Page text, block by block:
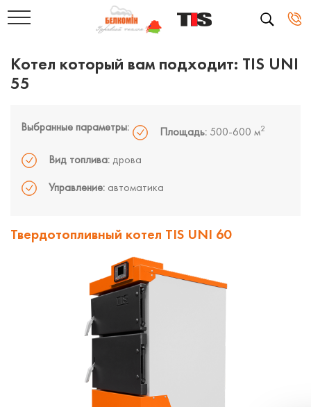
Котел который вам подходит: TIS UNI
55
Выбранные параметры: Площадь: 500-600 м2
Вид топлива: дрова
Управление: автоматика
Твердотопливный котел TIS UNI 60
ЗАКАЗАТЬ ЗВОНОК